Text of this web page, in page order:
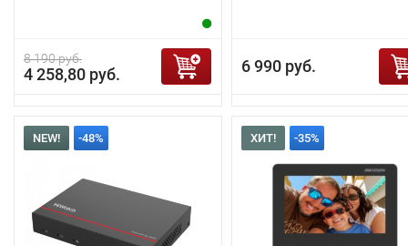
8 190 руб.
4 258,80 руб. 6 990 руб.
NEW! -48% ХИТ! -35%